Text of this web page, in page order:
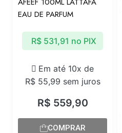
EAU DE PARFUM
R$ 559,90
Em até 10x de
R$55,99 sem juros
R$531,91 no PIX
COMPRAR